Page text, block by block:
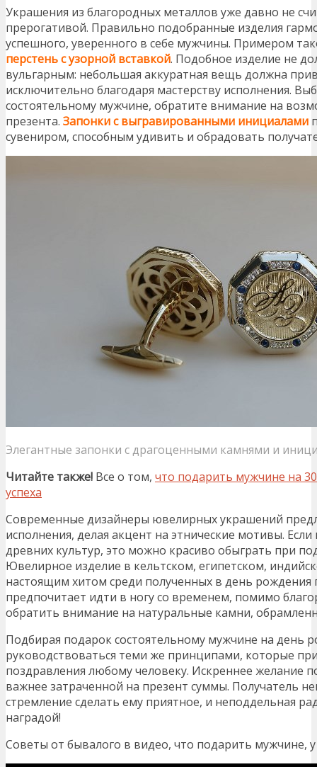
Украшения из благородных металлов уже давно не
прерогативой. Правильно подобранные изделия
успешного, уверенного в себе мужчины. Примером
перстень с узорной вставкой. Подобное изделие не
вульгарным: небольшая аккуратная вещь должна
исключительно благодаря мастерству исполнения.
состоятельному мужчине, обратите внимание на
презента. Запонки с выгравированными инициалами
сувениром, способным удивить и обрадовать
Элегантные запонки с драгоценными камнями и
Читайте также! Все о том, что подарить мужчине на
успеха
Современные дизайнеры ювелирных украшений
исполнения, делая акцент на этнические мотивы.
древних культур, это можно красиво обыграть при
Ювелирное изделие в кельтском, египетском,
настоящим хитом среди полученных в день рождения
предпочитает идти в ногу со временем, помимо
обратить внимание на натуральные камни,
Подбирая подарок состоятельному мужчине на день
руководствоваться теми же принципами, которые
поздравления любому человеку. Искреннее желание
важнее затраченной на презент суммы. Получатель
стремление сделать ему приятное, и неподдельная
наградой!
Советы от бывалого в видео, что подарить мужчине, у